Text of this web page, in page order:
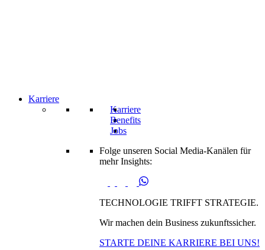
Karriere
Karriere
Benefits
Jobs
Folge unseren Social Media-Kanälen für
mehr Insights:
TECHNOLOGIE TRIFFT STRATEGIE.
Wir machen dein Business zukunftssicher.
STARTE DEINE KARRIERE BEI UNS!